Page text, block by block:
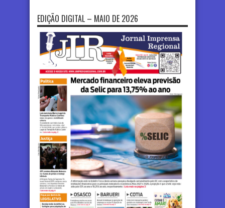
EDIÇÃO DIGITAL – MAIO DE 2026